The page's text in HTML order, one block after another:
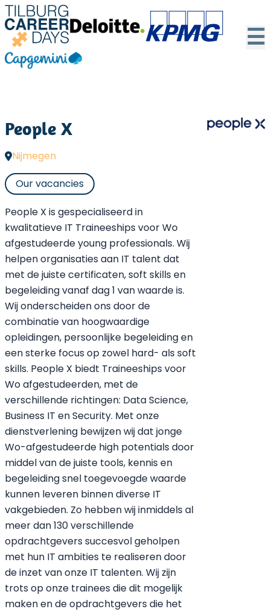
☰
People X
Nijmegen
Our vacancies
People X is gespecialiseerd in
kwalitatieve IT Traineeships voor Wo
afgestudeerde young professionals. Wij
helpen organisaties aan IT talent dat
met de juiste certificaten, soft skills en
begeleiding vanaf dag 1 van waarde is.
Wij onderscheiden ons door de
combinatie van hoogwaardige
opleidingen, persoonlijke begeleiding en
een sterke focus op zowel hard- als soft
skills. People X biedt Traineeships voor
Wo afgestudeerden, met de
verschillende richtingen: Data Science,
Business IT en Security. Met onze
dienstverlening bewijzen wij dat jonge
Wo-afgestudeerde high potentials door
middel van de juiste tools, kennis en
begeleiding snel toegevoegde waarde
kunnen leveren binnen diverse IT
vakgebieden. Zo hebben wij inmiddels al
meer dan 130 verschillende
opdrachtgevers succesvol geholpen
met hun IT ambities te realiseren door
de inzet van onze IT talenten. Wij zijn
trots op onze trainees die dit mogelijk
maken en de opdrachtgevers die het